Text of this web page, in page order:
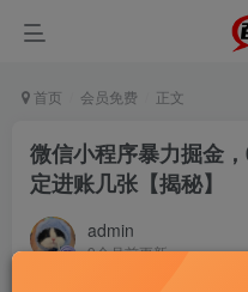
首页 会员免费 正文
微信小程序暴力掘金
定进账几张【揭秘】
admin
9个月前更新